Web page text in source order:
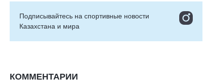
Подписывайтесь на cпортивные новости
Казахстана и мира
КОММЕНТАРИИ